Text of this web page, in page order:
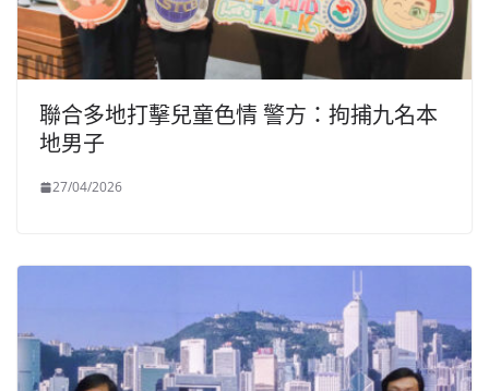
聯合多地打擊兒童色情 警方：拘捕九名本
地男子
27/04/2026